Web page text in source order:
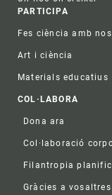
PARTICIPA
Fes ciència amb
Art i ciència
Materials educatius
COL·LABORA
Dona ara
Col·laboració
Filantropia
Gràcies a vosaltres